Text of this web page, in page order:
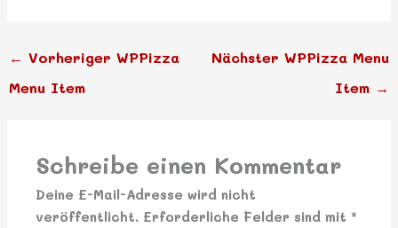
← Vorheriger WPPizza
Menu Item
Nächster WPPizza Menu
Item →
Schreibe einen Kommentar
Deine E-Mail-Adresse wird nicht
veröffentlicht. Erforderliche Felder sind mit*